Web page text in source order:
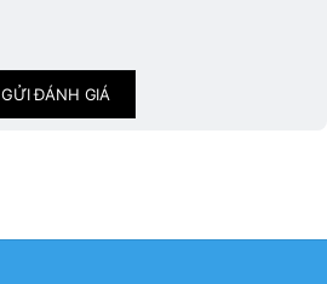
GỬI ĐÁNH GIÁ